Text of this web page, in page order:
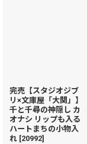
完売【スタジオジブ
リ×文庫屋「大関」】
千と千尋の神隠し カ
オナシ リップも入る
ハートまちの小物入
れ [20992]